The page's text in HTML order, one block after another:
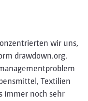
wir uns,
drawdown.org.
Textilien
immer noch sehr